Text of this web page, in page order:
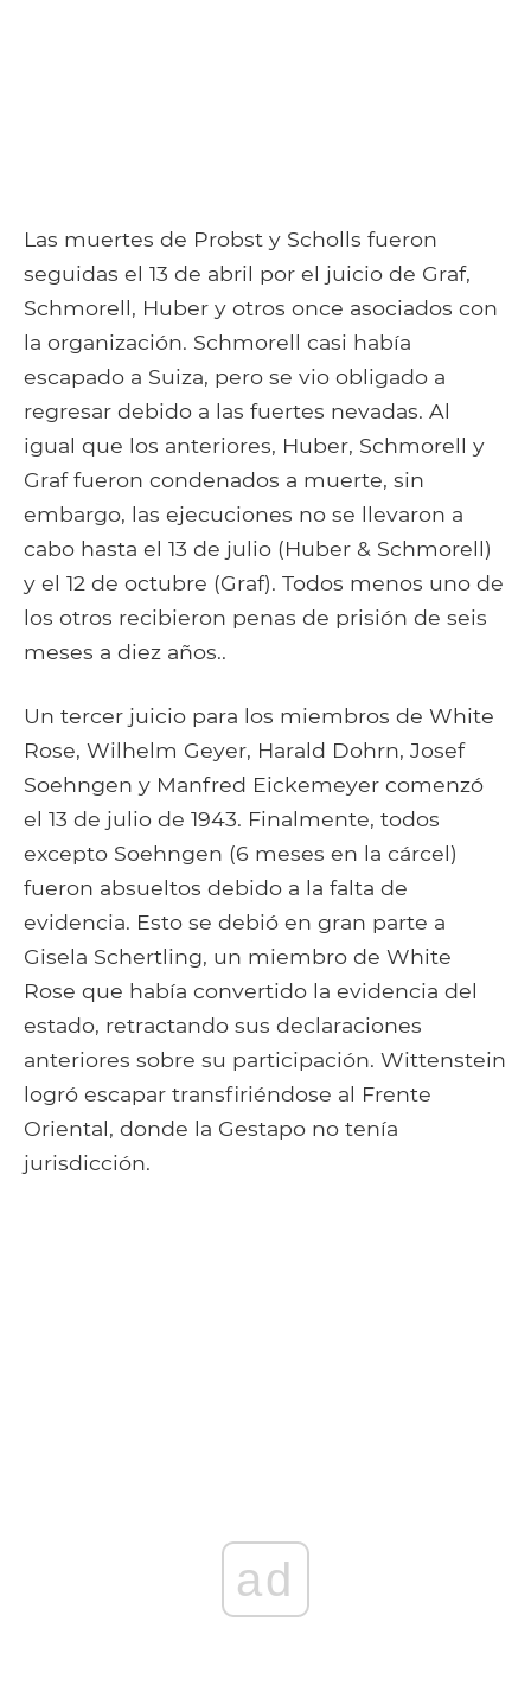
Las muertes de Probst y Scholls fueron
seguidas el 13 de abril por el juicio de Graf,
Schmorell, Huber y otros once asociados con
la organización. Schmorell casi había
escapado a Suiza, pero se vio obligado a
regresar debido a las fuertes nevadas. Al
igual que los anteriores, Huber, Schmorell y
Graf fueron condenados a muerte, sin
embargo, las ejecuciones no se llevaron a
cabo hasta el 13 de julio (Huber & Schmorell)
y el 12 de octubre (Graf). Todos menos uno de
los otros recibieron penas de prisión de seis
meses a diez años..
Un tercer juicio para los miembros de White
Rose, Wilhelm Geyer, Harald Dohrn, Josef
Soehngen y Manfred Eickemeyer comenzó
el 13 de julio de 1943. Finalmente, todos
excepto Soehngen (6 meses en la cárcel)
fueron absueltos debido a la falta de
evidencia. Esto se debió en gran parte a
Gisela Schertling, un miembro de White
Rose que había convertido la evidencia del
estado, retractando sus declaraciones
anteriores sobre su participación. Wittenstein
logró escapar transfiriéndose al Frente
Oriental, donde la Gestapo no tenía
jurisdicción.
ad